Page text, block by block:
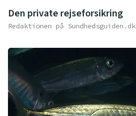
Den private rejseforsikring
Redaktionen på Sundhedsguiden.dk